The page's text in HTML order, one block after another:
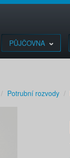
PŮJČOVNA
Potrubní rozvody